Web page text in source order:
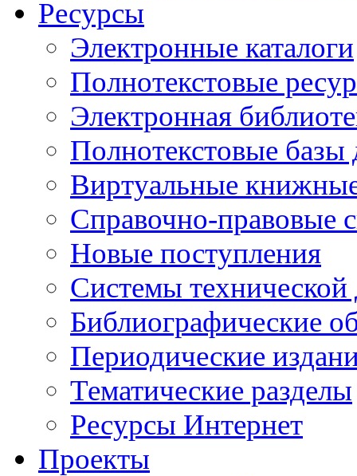
Ресурсы
Электронные каталоги
Полнотекстовые
Электронная
Полнотекстовые
Виртуальные
Справочно-правовые
Новые поступления
Cистемы
Библиографические
Периодические
Тематические разделы
Ресурсы Интернет
Проекты